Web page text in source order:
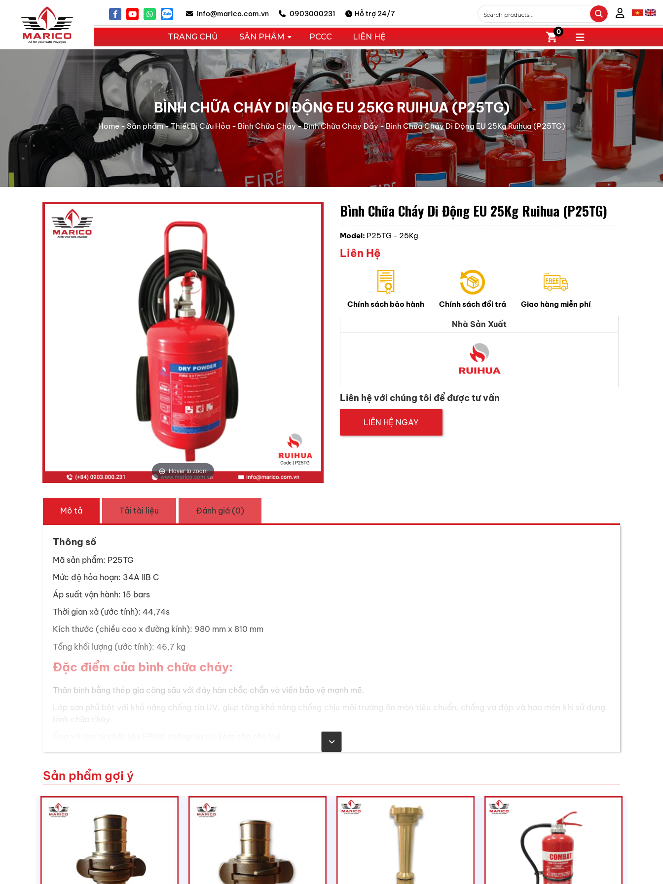
info@marico.com.vn 0903000231 Hỗ trợ 24/7
TRANG CHỦ SẢN PHẨM PCCC LIÊN HỆ
0
BÌNH CHỮA CHÁY DI ĐỘNG EU 25KG RUIHUA (P25TG)
Home -Sản phẩm-Thiết Bị Cứu Hỏa - Bình Chữa Cháy-Bình Chữa Cháy Đẩy-Bình Chữa Cháy Di Động EU 25Kg Ruihua (P25TG)
Hover to zoom
Bình Chữa Cháy Di Động EU 25Kg Ruihua (P25TG)
Model: P25TG - 25Kg
Liên Hệ
Chính sách bảo hành Chính sách đổi trả Giao hàng miễn phí
Nhà Sản Xuất
Liên hệ với chúng tôi để được tư vấn
LIÊN HỆ NGAY
Mô tả Tải tài liệu Đánh giá (0)
Thông số
Mã sản phẩm: P25TG
Mức độ hỏa hoạn: 34A ⅡB C
Áp suất vận hành: 15 bars
Thời gian xả (ước tính): 44,74s
Kích thước (chiều cao x đường kính): 980 mm x 810 mm
Tổng khối lượng (ước tính): 46,7 kg
Đặc điểm của bình chữa cháy:
Thân bình bằng thép gia công sâu với đáy hàn chắc chắn và viền bảo vệ mạnh mẽ.
Lớp sơn phủ bột với khả năng chống tia UV, giúp tăng khả năng chống chịu môi trường ăn mòn tiêu chuẩn, chống va đập và hao mòn khi sử dụng
Van đồng mạ kẽm có chỉ báo áp suất.
Tay cầm và cần xả bằng thép không gỉ 316 – thích hợp cho môi trường khắc nghiệt.
Kẹp và đai giữ ống làm từ thép không gỉ 316 trên các mẫu 2.5kg, 4.5kg và 9.0kg.
Giá treo bằng thép không gỉ chắc chắn, lý tưởng cho môi trường khắc nghiệt.
Giá đỡ kim loại phủ epoxy đi kèm với các mẫu 1.0kg, 2.0kg và 2.5kg. Mẫu 2.5kg có thêm giá treo tường để lắp đặt trong nhà.
Thẻ và vòng nhôm kiểm tra (cần tháo bỏ khi sử dụng trong các mỏ than ngầm).
Các bình chữa cháy đã được kiểm tra khả năng chữa cháy cho các đám cháy loại A, B và E.
Sản phẩm gợi ý